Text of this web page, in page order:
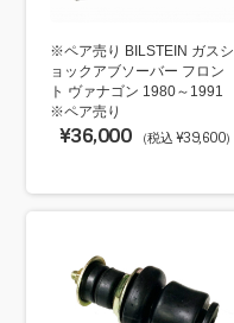
※ペア売り BILSTEIN ガスシ
ョックアブソーバー フロン
ト ヴァナゴン 1980～1991
※ペア売り
¥36,000 （税込 ¥39,600）